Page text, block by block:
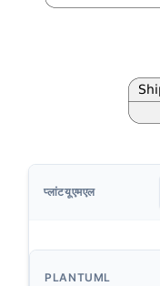
प्लांटयूएमएल
PLANTUML